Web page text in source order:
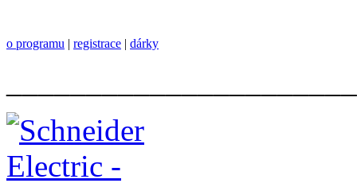
o programu | registrace | dárky